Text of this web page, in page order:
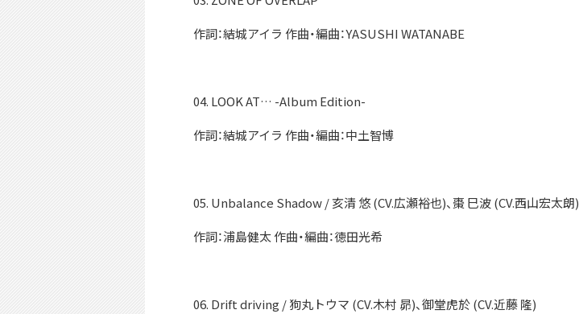
作詞：結城アイラ 作曲・編曲：YASUSHI WATANABE
04. LOOK AT… -Album Edition-
作詞：結城アイラ 作曲・編曲：中土智博
05. Unbalance Shadow / 亥清 悠 (CV.広瀬裕也)、棗 巳波 (CV.西山宏太朗)
作詞：浦島健太 作曲・編曲：徳田光希
06. Drift driving / 狗丸トウマ (CV.木村 昴)、御堂虎於 (CV.近藤 隆)